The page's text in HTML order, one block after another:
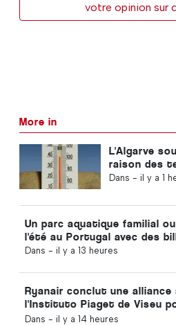
votre opinion sur
More in
L'Algarve
raison des
Dans - il y a 1
Un parc aquatique familial
l'été au Portugal avec des
Dans - il y a 13 heures
Ryanair conclut une
l'Instituto Piaget de Viseu
le secteur aéronautique au
Dans - il y a 14 heures